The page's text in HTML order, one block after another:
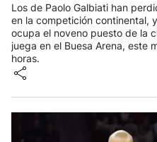
Los de Paolo Galbiati han
en la competición continental,
ocupa el noveno puesto de la
juega en el Buesa Arena, este
horas.